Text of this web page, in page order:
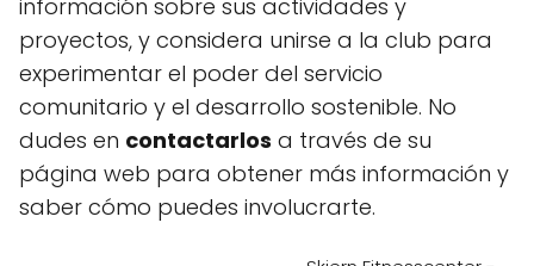
información sobre sus actividades y
proyectos, y considera unirse a la club para
experimentar el poder del servicio
comunitario y el desarrollo sostenible. No
dudes en contactarlos a través de su
página web para obtener más información y
saber cómo puedes involucrarte.